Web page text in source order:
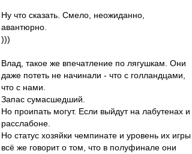
Ну что сказать. Смело, неожиданно,
авантюрно.
)))
Влад, такое же впечатление по лягушкам. Они
даже потеть не начинали - что с голландцами,
что с нами.
Запас сумасшедший.
Но проипать могут. Если выйдут на лабутенах и
расслабоне.
Но статус хозяйки чемпинате и уровень их игры
всё же говорит о том, что в полуфинале они